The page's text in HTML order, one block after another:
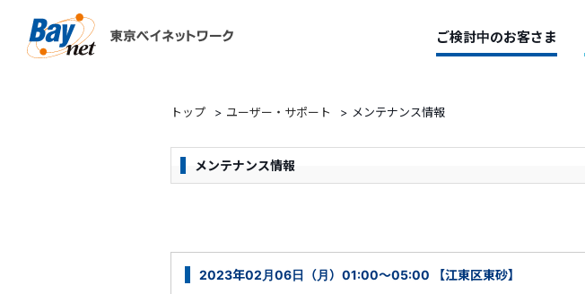
ご検討中のお客さま
トップ > ユーザー・サポート > メンテナンス情報
メンテナンス情報
2023年02月06日（月）01:00～05:00 【江東区東砂】